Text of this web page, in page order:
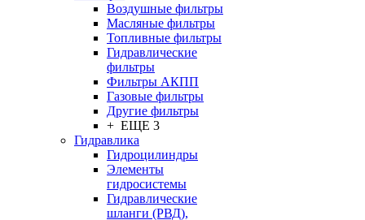
Воздушные фильтры
Масляные фильтры
Топливные фильтры
Гидравлические
фильтры
Фильтры АКПП
Газовые фильтры
Другие фильтры
+ ЕЩЕ 3
Гидравлика
Гидроцилиндры
Элементы
гидросистемы
Гидравлические
шланги (РВД),